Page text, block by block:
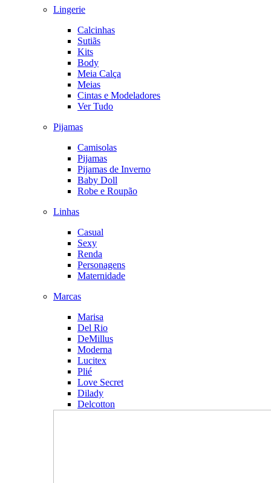
Lingerie
Calcinhas
Sutiãs
Kits
Body
Meia Calça
Meias
Cintas e Modeladores
Ver Tudo
Pijamas
Camisolas
Pijamas
Pijamas de Inverno
Baby Doll
Robe e Roupão
Linhas
Casual
Sexy
Renda
Personagens
Maternidade
Marcas
Marisa
Del Rio
DeMillus
Moderna
Lucitex
Plié
Love Secret
Dilady
Delcotton